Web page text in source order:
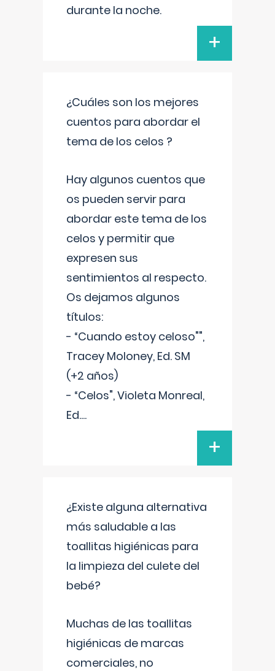
durante la noche.
+
¿Cuáles son los mejores
cuentos para abordar el
tema de los celos ?
Hay algunos cuentos que
os pueden servir para
abordar este tema de los
celos y permitir que
expresen sus
sentimientos al respecto.
Os dejamos algunos
títulos:
- “Cuando estoy celoso"",
Tracey Moloney, Ed. SM
(+2 años)
- “Celos", Violeta Monreal,
Ed....
+
¿Existe alguna alternativa
más saludable a las
toallitas higiénicas para
la limpieza del culete del
bebé?
Muchas de las toallitas
higiénicas de marcas
comerciales, no